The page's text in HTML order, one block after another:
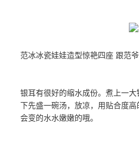
范冰冰瓷娃娃造型惊艳四座 跟范
银耳有很好的缩水成份。煮上一
下先盛一碗汤，放凉，用贴合度
会变的水水嫩嫩的哦。